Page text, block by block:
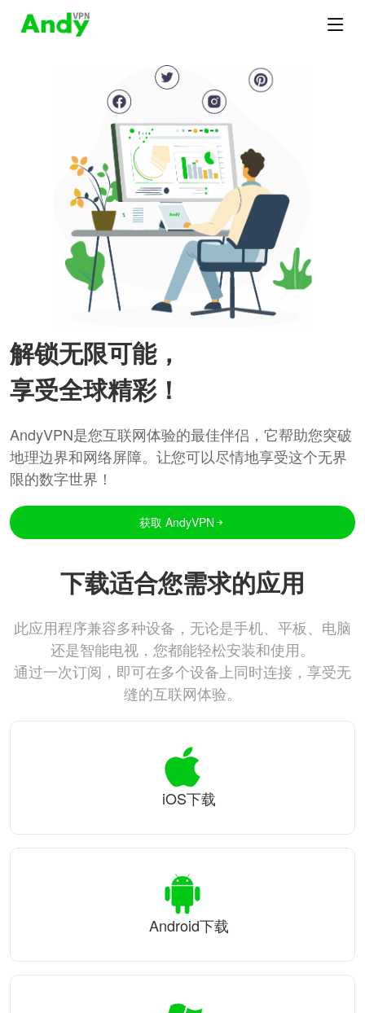
解锁无限可能，
享受全球精彩！
AndyVPN是您互联网体验的最佳伴侣，它帮助您突破
地理边界和网络屏障。让您可以尽情地享受这个无界
限的数字世界！
获取 AndyVPN
下载适合您需求的应用
此应用程序兼容多种设备，无论是手机、平板、电脑
还是智能电视，您都能轻松安装和使用。
通过一次订阅，即可在多个设备上同时连接，享受无
缝的互联网体验。
iOS下载
Android下载